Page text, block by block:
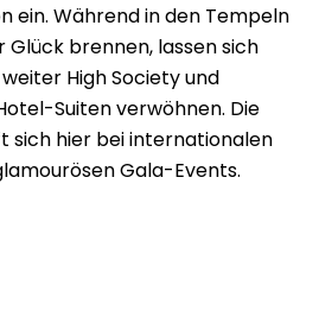
ein. Während in den Tempeln
brennen, lassen sich
High Society und
Suiten verwöhnen. Die
hier bei internationalen
Gala-Events.